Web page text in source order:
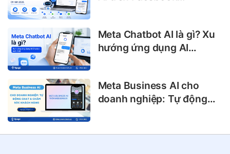
Meta Chatbot AI là gì? Xu
hướng ứng dụng AI
Meta Business AI cho
doanh nghiệp: Tự động